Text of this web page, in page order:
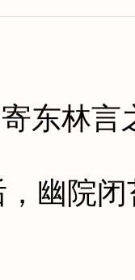
林言
院闭